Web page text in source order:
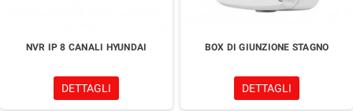
NVR IP 8 CANALI HYUNDAI
DETTAGLI
BOX DI GIUNZIONE STAGNO
DETTAGLI